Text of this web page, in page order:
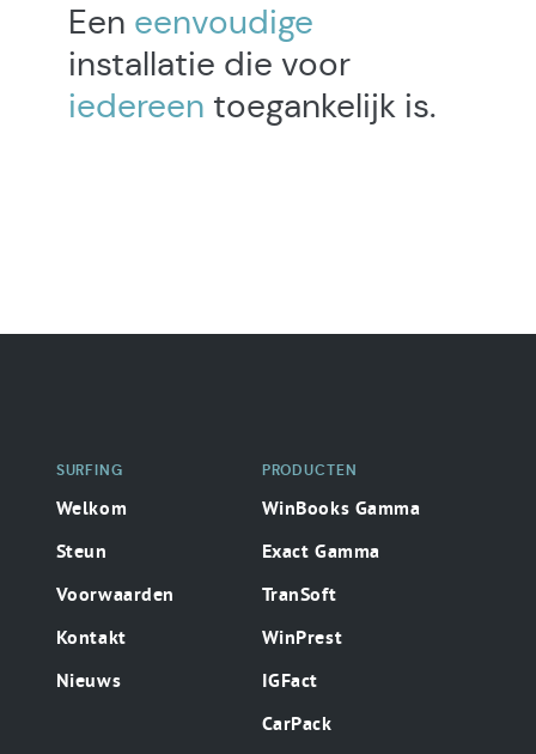
Een eenvoudige
installatie die voor
iedereen toegankelijk is.
Secondaire
SURFING
Welkom
Steun
Voorwaarden
Kontakt
Nieuws
PRODUCTEN
WinBooks Gamma
Exact Gamma
TranSoft
WinPrest
IGFact
CarPack